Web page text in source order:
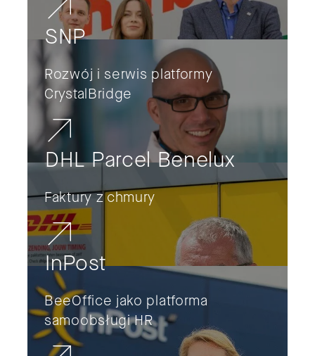
SNP
Rozwój i serwis platformy
CrystalBridge
DHL Parcel Benelux
Faktury z chmury
InPost
BeeOffice jako platforma
samoobsługi HR